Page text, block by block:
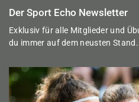
Der Sport Echo Newsletter
Exklusiv für alle Mitglieder und
du immer auf dem neusten Stand.